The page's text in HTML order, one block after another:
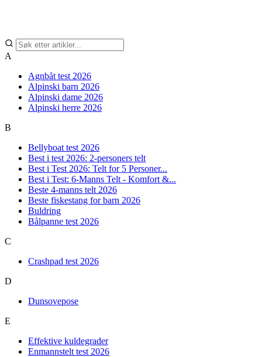
A
Agnbåt test 2026
Alpinski barn 2026
Alpinski dame 2026
Alpinski herre 2026
B
Bellyboat test 2026
Best i test 2026: 2-personers telt
Best i Test 2026: Telt for 5 Personer...
Best i Test: 6-Manns Telt - Komfort &...
Beste 4-manns telt 2026
Beste fiskestang for barn 2026
Buldring
Bålpanne test 2026
C
Crashpad test 2026
D
Dunsovepose
E
Effektive kuldegrader
Enmannstelt test 2026